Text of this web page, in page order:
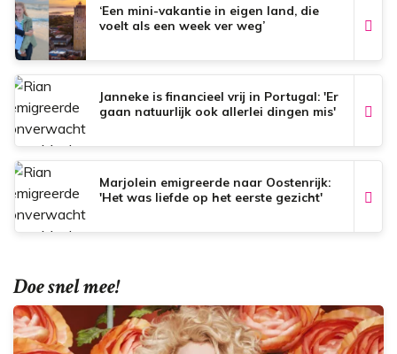
‘Een mini-vakantie in eigen land, die
voelt als een week ver weg’
Janneke is financieel vrij in Portugal: 'Er
gaan natuurlijk ook allerlei dingen mis'
Marjolein emigreerde naar Oostenrijk:
'Het was liefde op het eerste gezicht'
Doe snel mee!